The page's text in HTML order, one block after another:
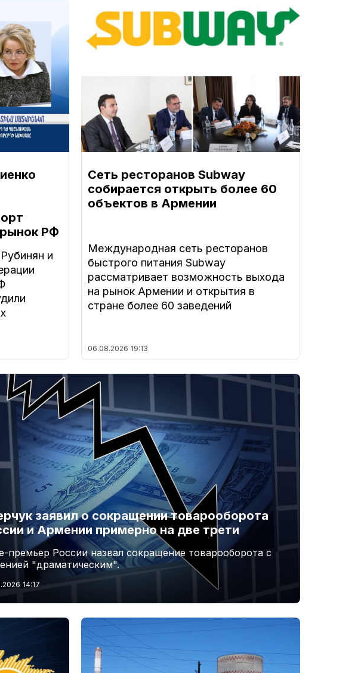
РФ
и
Сеть ресторанов Subway
собирается открыть более 60
объектов в Армении
Международная сеть ресторанов
быстрого питания Subway
рассматривает возможность выхода
на рынок Армении и открытия в
стране более 60 заведений
06.08.2026 19:13
заявил о сокращении товарооборота
и Армении примерно на две трети
премьер России назвал сокращение товарооборота с
"драматическим".
14:17